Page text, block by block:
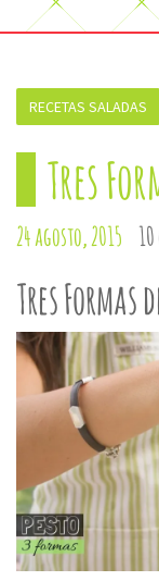
RECETAS SALADAS
Tres
24 agosto, 2015
Tres Formas